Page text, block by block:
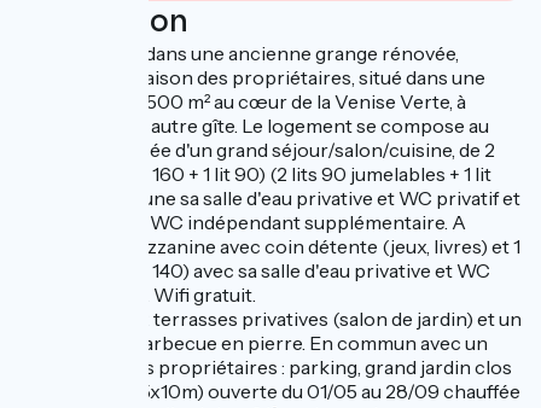
Description
Gîte aménagé dans une ancienne grange rénovée,
mitoyen à la maison des propriétaires, situé dans une
propriété de 3500 m² au cœur de la Venise Verte, à
proximité d'un autre gîte. Le logement se compose au
rez-de-chaussée d'un grand séjour/salon/cuisine, de 2
chambres (1 lit 160 + 1 lit 90) (2 lits 90 jumelables + 1 lit
90) avec chacune sa salle d'eau privative et WC privatif et
séparé, et d'un WC indépendant supplémentaire. A
l'étage, une mezzanine avec coin détente (jeux, livres) et 1
chambre (1 lits 140) avec sa salle d'eau privative et WC
privatif séparé. Wifi gratuit.
À l'extérieur : 2 terrasses privatives (salon de jardin) et un
espace avec barbecue en pierre. En commun avec un
autre gîte et les propriétaires : parking, grand jardin clos
avec piscine (5x10m) ouverte du 01/05 au 28/09 chauffée